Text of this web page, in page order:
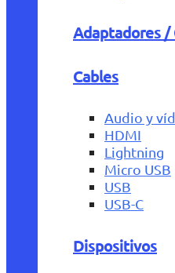
Adaptadores /
Cables
Audio y
HDMI
Lightning
Micro USB
USB
USB-C
Dispositivos